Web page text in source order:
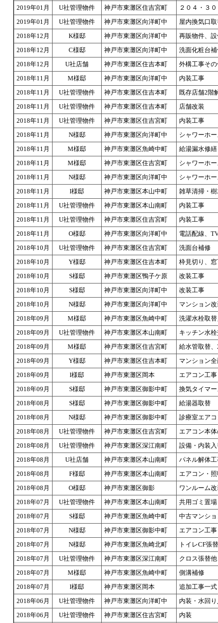
2019年01月
U社管理物件 神戸市東灘区住吉宮町
２０４・３
2019年01月
U社管理物件 神戸市東灘区向洋町中
屋内換気口
2018年12月
K様邸 神戸市東灘区向洋町中
再販物件、
2018年12月
C様邸 神戸市東灘区向洋町中
洗面化粧台
2018年12月
U社店舗 神戸市東灘区住吉本町
外構工事そ
2018年11月
M様邸 神戸市東灘区向洋町中
内装工事
2018年11月
U社管理物件 神戸市東灘区住吉本町
既存店舗2階
2018年11月
U社管理物件 神戸市東灘区住吉本町
店舗改装
2018年11月
U社管理物件 神戸市東灘区住吉宮町
内装工事
2018年11月
N様邸 神戸市東灘区向洋町中
シャワーホ
2018年11月
M様邸 神戸市東灘区魚崎中町
給湯漏水修繕
2018年11月
M様邸 神戸市東灘区住吉宮町
シャワーホ
2018年11月
N様邸 神戸市東灘区向洋町中
シャワーホ
2018年11月
I様邸 神戸市東灘区本山中町
雑草清掃・
2018年11月
U社管理物件 神戸市東灘区本山南町
内装工事
2018年11月
U社管理物件 神戸市東灘区住吉宮町
内装工事
2018年11月
O様邸 神戸市東灘区向洋町中
電話配線、
2018年10月
U社管理物件 神戸市東灘区住吉宮町
洗面台補修
2018年10月
Y様邸 神戸市東灘区住吉本町
枠見切り、
2018年10月
S様邸 神戸市東灘区鴨子ケ原
改装工事
2018年10月
S様邸 神戸市東灘区向洋町中
改装工事
2018年10月
N様邸 神戸市東灘区向洋町中
マンション
2018年09月
M様邸 神戸市東灘区魚崎中町
洗濯水栓取
2018年09月
U社管理物件 神戸市東灘区本山南町
キッチン水
2018年09月
M様邸 神戸市東灘区住吉宮町
給水管取替
2018年09月
Y様邸 神戸市東灘区住吉本町
マンション
2018年09月
I様邸 神戸市東灘区岡本
エアコン工事
2018年09月
S様邸 神戸市東灘区御影中町
換気タイマ
2018年08月
S様邸 神戸市東灘区御影中町
給湯器取替
2018年08月
N様邸 神戸市東灘区御影中町
診療室エア
2018年08月
U社管理物件 神戸市東灘区住吉宮町
エアコン本
2018年08月
U社管理物件 神戸市東灘区深江南町
設備・内装
2018年08月
U社店舗 神戸市東灘区本山南町
パネル解体
2018年08月
F様邸 神戸市東灘区本山南町
エアコン・
2018年08月
O様邸 神戸市東灘区御影
ワンルーム
2018年07月
U社管理物件 神戸市東灘区本山南町
共用ゴミ置場
2018年07月
S様邸 神戸市東灘区魚崎中町
中古マンシ
2018年07月
N様邸 神戸市東灘区御影中町
エアコン工事
2018年07月
N様邸 神戸市東灘区魚崎北町
トイレCF張
2018年07月
U社管理物件 神戸市東灘区深江南町
クロス張替他
2018年07月
M様邸 神戸市東灘区魚崎中町
側溝補修
2018年07月
I様邸 神戸市東灘区岡本
追加工事一式
2018年06月
U社管理物件 神戸市東灘区向洋町中
内装・水回
2018年06月
U社管理物件 神戸市東灘区住吉宮町
内装